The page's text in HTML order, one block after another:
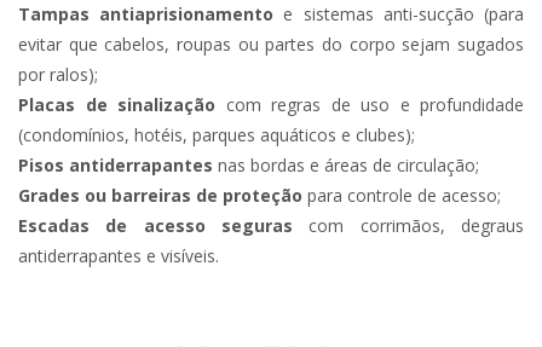
Tampas antiaprisionamento e sistemas anti-sucção (para
evitar que cabelos, roupas ou partes do corpo sejam sugados
por ralos);
Placas de sinalização com regras de uso e profundidade
(condomínios, hotéis, parques aquáticos e clubes);
Pisos antiderrapantes nas bordas e áreas de circulação;
Grades ou barreiras de proteção para controle de acesso;
Escadas de acesso seguras com corrimãos, degraus
antiderrapantes e visíveis.